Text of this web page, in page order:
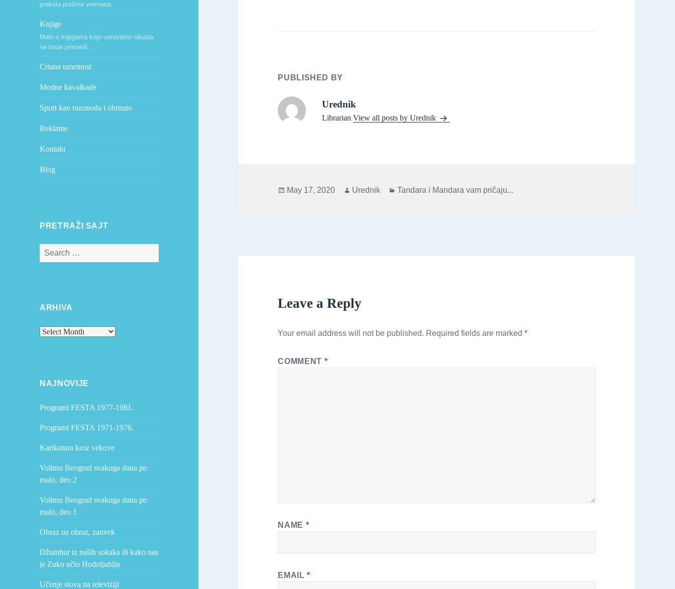
prekrila prašina vremena
Knjige
Malo o knjigama koje verovatno nikada
ne biste primetili…
Crtana umetnost
Modne kavalkade
Sport kao razonoda i obrnuto
Reklame
Kontakt
Blog
PRETRAŽI SAJT
Search
for:
ARHIVA
Arhiva
NAJNOVIJE
Programi FESTA 1977-1981.
Programi FESTA 1971-1976.
Karikatura kroz vekove
Volimo Beograd svakoga dana po
malo, deo 2
Volimo Beograd svakoga dana po
malo, deo 1
Obraz uz obraz, zauvek
Džumhur iz naših sokaka ili kako nas
je Zuko učio Hodoljublju
Učenje slova na televiziji
k
rPUBLISHED BY
Urednik
LibrarianView all posts by Urednik
Posted
May 17, 2020 Author
Urednik Categories
Tandara i Mandara vam pričaju...
Leave a Reply
Your email address will not be published. Required fields are marked*
COMMENT *
NAME *
EMAIL*